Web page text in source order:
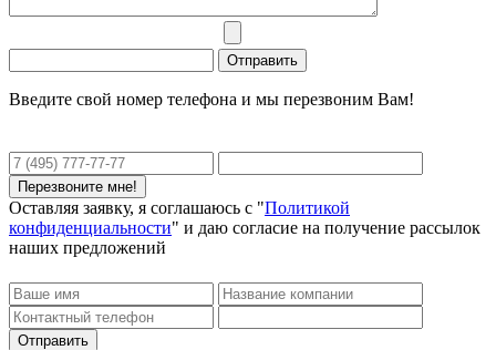
Введите свой номер телефона и мы перезвоним Вам!
Оставляя заявку, я соглашаюсь с "Политикой
конфиденциальности" и даю согласие на получение рассылок
наших предложений